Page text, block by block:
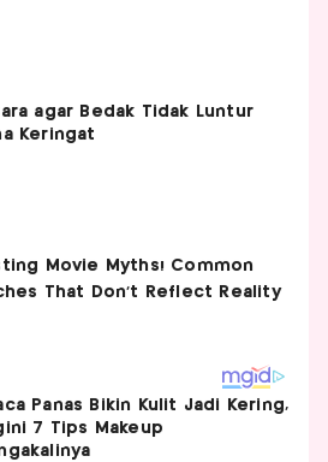
agar Bedak Tidak Luntur
Keringat
Panas Bikin Kulit Jadi Kering,
7 Tips Makeup